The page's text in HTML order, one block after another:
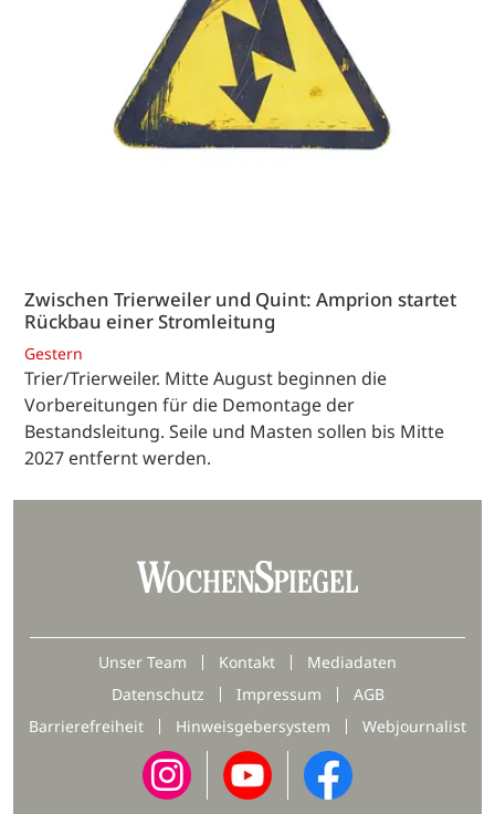
Zwischen Trierweiler und Quint: Amprion startet
Rückbau einer Stromleitung
Gestern
Trier/Trierweiler. Mitte August beginnen die
Vorbereitungen für die Demontage der
Bestandsleitung. Seile und Masten sollen bis Mitte
2027 entfernt werden.
Unser Team Kontakt
Mediadaten
Datenschutz
Impressum
AGB
Barrierefreiheit
Hinweisgebersystem Webjournalist